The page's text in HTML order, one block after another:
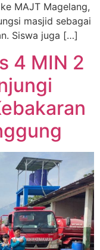
MAJT Magelang,
masjid sebagai
Siswa juga […]
4 MIN 2